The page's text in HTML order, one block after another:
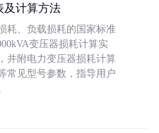
及计算方法
耗、负载损耗的国家标准
变压器损耗计算实
并附电力变压器损耗计算
常见型号参数，指导用户